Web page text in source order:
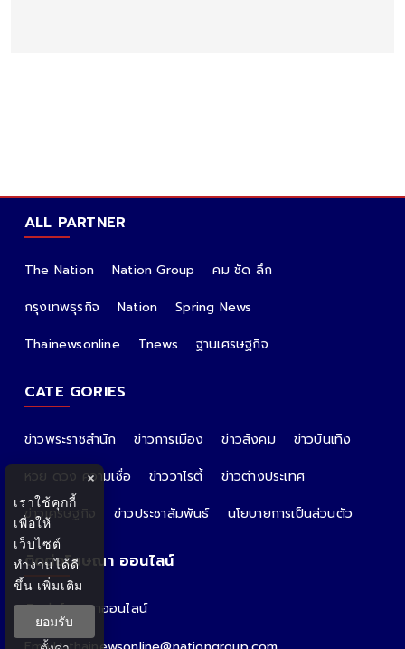
ALL PARTNER
The Nation Nation Group
คม ชัด ลึก
กรุงเทพธุรกิจ
Nation
Spring News
Thainewsonline
Tnews ฐานเศรษฐกิจ
CATE GORIES
ข่าวพระราชสำนัก ข่าวการเมือง ข่าวสังคม
ข่าวบันเทิง
หวย ดวง ความเชื่อ
ข่าววาไรตี้
ข่าวต่างประเทศ
ข่าวเศรษฐกิจ
ข่าวประชาสัมพันธ์ นโยบายการเป็นส่วนตัว
ติดต่อโฆษณา ออนไลน์
ติดต่อโฆษณาออนไลน์
คุณอ้อ
×
เราใช้คุกกี้
เพื่อให้
เว็บไซต์
ทำงานได้ดี
ขึ้น เพิ่มเติม
ยอมรับ